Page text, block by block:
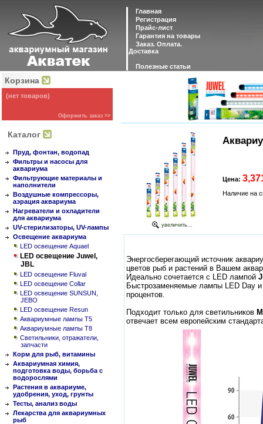
Главная
Регистрация
Прайс-лист
Гарантия на товары
Заказ. Оплата.
Доставка
Полезные статьи
Корзина
(нет товаров)
Оформить заказ >>
Каталог
Пруд, фонтан, водопад
Фильтры и насосы для
аквариума
Фильтрующие материалы и
наполнители
Воздушные компрессоры,
аэрация аквариума
Нагреватели и охладители
для аквариума
UV-стерилизаторы, UV-лампы
Освещение аквариума
LED освещение Aquael
LED освещение Juwel,
JBL
LED освещение Fluval
LED освещение Collar
LED освещение SUNSUN,
JEBO
LED освещение Resun
Аквариумные лампы Т5
Аквариумные лампы Т8
Светильники, отражатели,
запчасти
Корм для рыб, витамины
Аквариумная химия,
подготовка воды, борьба с
водорослями
Растения в аквариуме,
удобрения, уход, грунты
Тесты, анализ воды
Лекарства для аквариумных
рыб
увеличить...
Цена:
Наличие на
Энергосберегающий источник
цветов рыб и растений в Вашем
Идеально сочетается с LED лампой
Быстрозаменяемые лампы LED Day и
процентов.
Подходит только для светильников
отвечает всем европейским